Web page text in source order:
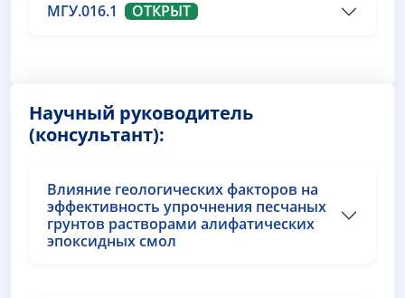
МГУ.016.1 ОТКРЫТ
Научный руководитель
(консультант):
Влияние геологических факторов на
эффективность упрочнения песчаных
грунтов растворами алифатических
эпоксидных смол